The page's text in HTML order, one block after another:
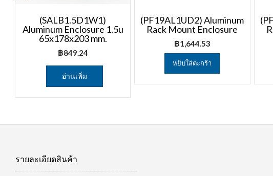
(SALB1.5D1W1)
Aluminum Enclosure 1.5u
65x178x203 mm.
฿849.24
อ่านเพิ่ม
(PF19AL1UD2) Aluminum
Rack Mount Enclosure
฿1,644.53
หยิบใส่ตะกร้า
รายละเอียดสินค้า